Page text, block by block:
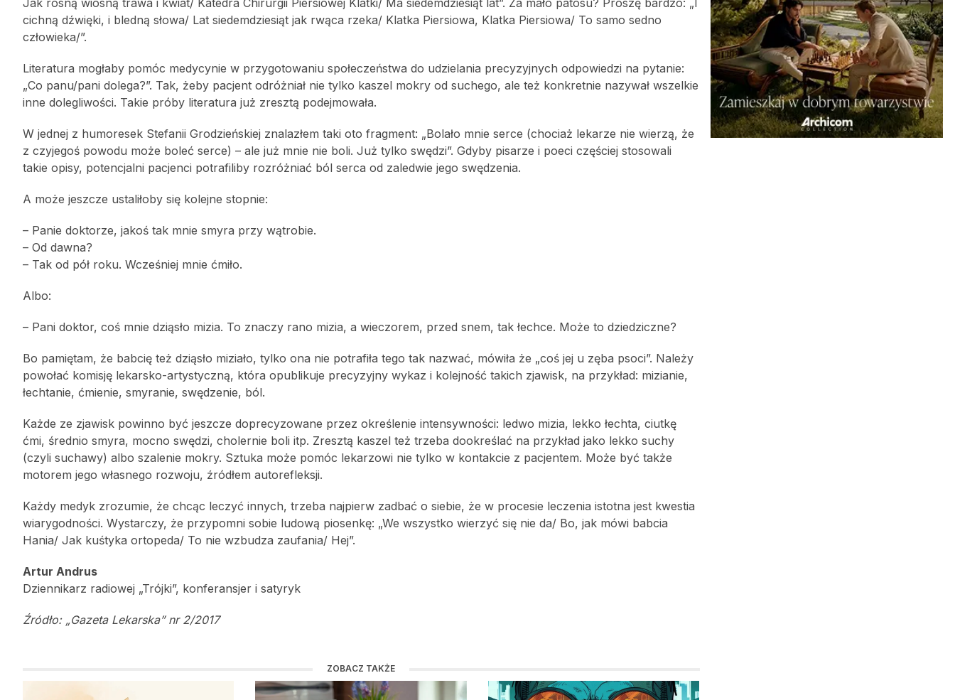
Jak rosną wiosną trawa i kwiat/ Katedra Chirurgii Piersiowej Klatki/ Ma siedemdziesiąt lat”. Za mało patosu? Proszę bardzo: „I
cichną dźwięki, i bledną słowa/ Lat siedemdziesiąt jak rwąca rzeka/ Klatka Piersiowa, Klatka Piersiowa/ To samo sedno
człowieka/”.
Literatura mogłaby pomóc medycynie w przygotowaniu społeczeństwa do udzielania precyzyjnych odpowiedzi na pytanie:
„Co panu/pani dolega?”. Tak, żeby pacjent odróżniał nie tylko kaszel mokry od suchego, ale też konkretnie nazywał wszelkie
inne dolegliwości. Takie próby literatura już zresztą podejmowała.
W jednej z humoresek Stefanii Grodzieńskiej znalazłem taki oto fragment: „Bolało mnie serce (chociaż lekarze nie wierzą, że
z czyjegoś powodu może boleć serce) – ale już mnie nie boli. Już tylko swędzi”. Gdyby pisarze i poeci częściej stosowali
takie opisy, potencjalni pacjenci potrafiliby rozróżniać ból serca od zaledwie jego swędzenia.
A może jeszcze ustaliłoby się kolejne stopnie:
– Panie doktorze, jakoś tak mnie smyra przy wątrobie.
– Od dawna?
– Tak od pół roku. Wcześniej mnie ćmiło.
Albo:
– Pani doktor, coś mnie dziąsło mizia. To znaczy rano mizia, a wieczorem, przed snem, tak łechce. Może to dziedziczne?
Bo pamiętam, że babcię też dziąsło miziało, tylko ona nie potrafiła tego tak nazwać, mówiła że „coś jej u zęba psoci”. Należy
powołać komisję lekarsko-artystyczną, która opublikuje precyzyjny wykaz i kolejność takich zjawisk, na przykład: mizianie,
łechtanie, ćmienie, smyranie, swędzenie, ból.
Każde ze zjawisk powinno być jeszcze doprecyzowane przez określenie intensywności: ledwo mizia, lekko łechta, ciutkę
ćmi, średnio smyra, mocno swędzi, cholernie boli itp. Zresztą kaszel też trzeba dookreślać na przykład jako lekko suchy
(czyli suchawy) albo szalenie mokry. Sztuka może pomóc lekarzowi nie tylko w kontakcie z pacjentem. Może być także
motorem jego własnego rozwoju, źródłem autorefleksji.
Każdy medyk zrozumie, że chcąc leczyć innych, trzeba najpierw zadbać o siebie, że w procesie leczenia istotna jest kwestia
wiarygodności. Wystarczy, że przypomni sobie ludową piosenkę: „We wszystko wierzyć się nie da/ Bo, jak mówi babcia
Hania/ Jak kuśtyka ortopeda/ To nie wzbudza zaufania/ Hej”.
Artur Andrus
Dziennikarz radiowej „Trójki”, konferansjer i satyryk
Źródło: „Gazeta Lekarska” nr 2/2017
ZOBACZ TAKŻE